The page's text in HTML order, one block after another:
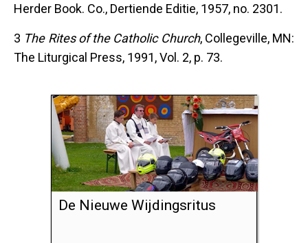
Herder Book. Co., Dertiende Editie, 1957, no. 2301.
3 The Rites of the Catholic Church, Collegeville, MN:
The Liturgical Press, 1991, Vol. 2, p. 73.
De Nieuwe Wijdingsritus